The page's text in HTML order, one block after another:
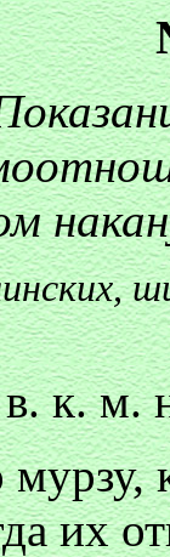
к. м.
их